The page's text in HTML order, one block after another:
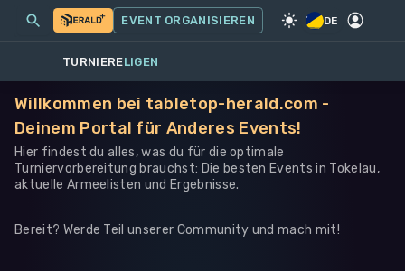
SPIEL·ANDERES
MEINE EVENTS MEHR
EVENT ORGANISIEREN DE
TURNIERELIGEN
Willkommen bei tabletop-herald.com -
Deinem Portal für Anderes Events!
Hier findest du alles, was du für die optimale
Turniervorbereitung brauchst: Die besten Events in Tokelau,
aktuelle Armeelisten und Ergebnisse.
Bereit? Werde Teil unserer Community und mach mit!